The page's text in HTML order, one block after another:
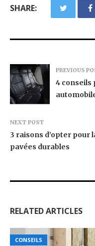
SHARE:
PREVIOUS
4 conseils
NEXT POST
3 raisons d’opter pour
pavées durables
RELATED ARTICLES
CONSEILS